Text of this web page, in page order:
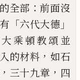
全部 ：前面沒
「六代大德 」
大乘頓教頌並
的材料 ， 如石
， 三十九章 ， 四